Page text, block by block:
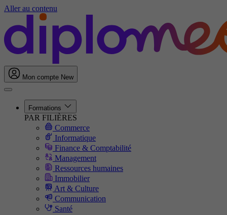
Aller au contenu
Mon compte New
Formations
PAR FILIÈRES
Commerce
Informatique
Finance & Comptabilité
Management
Ressources humaines
Immobilier
Art & Culture
Communication
Santé